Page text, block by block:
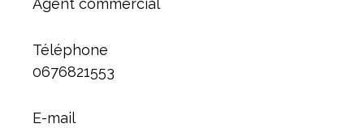
Agent commercial
Téléphone
0676821553
E-mail